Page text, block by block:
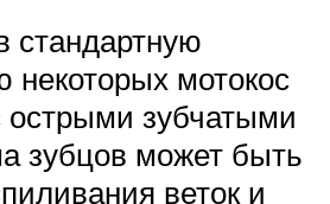
стандартную
некоторых мотокос
острыми зубчатыми
зубцов может быть
веток и